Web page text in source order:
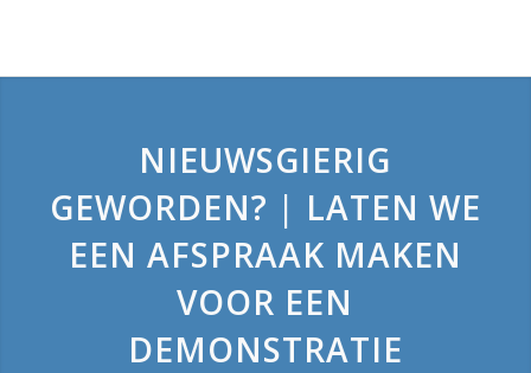
NIEUWSGIERIG
GEWORDEN? | LATEN WE
EEN AFSPRAAK MAKEN
VOOR EEN
DEMONSTRATIE